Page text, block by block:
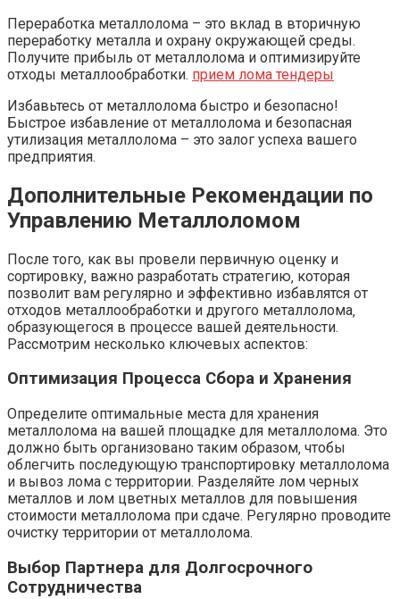
Переработка металлолома – это вклад в вторичную
переработку металла и охрану окружающей среды.
Получите прибыль от металлолома и оптимизируйте
отходы металлообработки. прием лома тендеры
Избавьтесь от металлолома быстро и безопасно!
Быстрое избавление от металлолома и безопасная
утилизация металлолома – это залог успеха вашего
предприятия.
Дополнительные Рекомендации по
Управлению Металлоломом
После того‚ как вы провели первичную оценку и
сортировку‚ важно разработать стратегию‚ которая
позволит вам регулярно и эффективно избавлятся от
отходов металлообработки и другого металлолома‚
образующегося в процессе вашей деятельности.
Рассмотрим несколько ключевых аспектов:
Оптимизация Процесса Сбора и Хранения
Определите оптимальные места для хранения
металлолома на вашей площадке для металлолома. Это
должно быть организовано таким образом‚ чтобы
облегчить последующую транспортировку металлолома
и вывоз лома с территории. Разделяйте лом черных
металлов и лом цветных металлов для повышения
стоимости металлолома при сдаче. Регулярно проводите
очистку территории от металлолома.
Выбор Партнера для Долгосрочного
Сотрудничества